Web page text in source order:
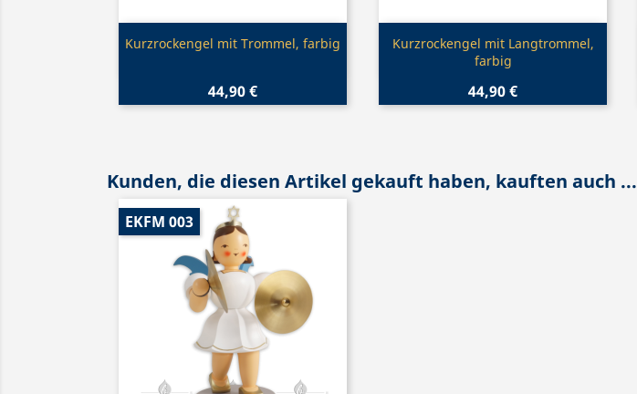
Vorschau
Kurzrockengel mit Trommel, farbig
44,90 €
Vorschau
Kurzrockengel mit Langtrommel,
farbig
44,90 €
Kunden, die diesen Artikel gekauft haben, kauften auch ...
EKFM 003